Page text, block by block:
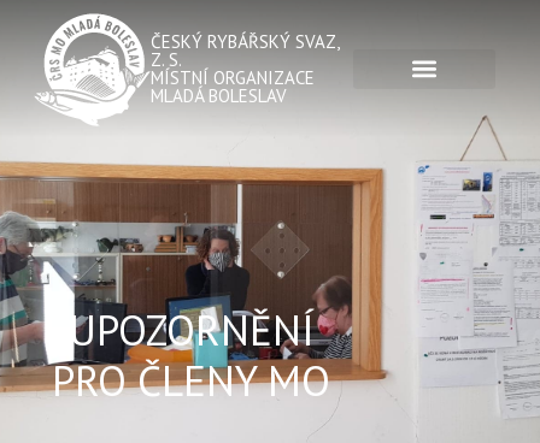
ČESKÝ RYBÁŘSKÝ SVAZ,
Z. S.
MÍSTNÍ ORGANIZACE
MLADÁ BOLESLAV
UPOZORNĚNÍ
PRO ČLENY MO